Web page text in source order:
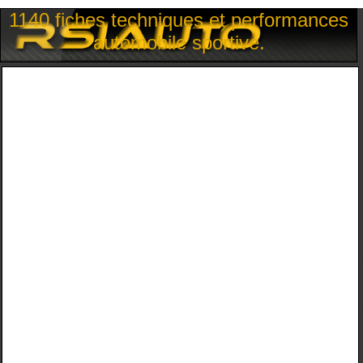
1140 fiches techniques et performances
automobile sportive.